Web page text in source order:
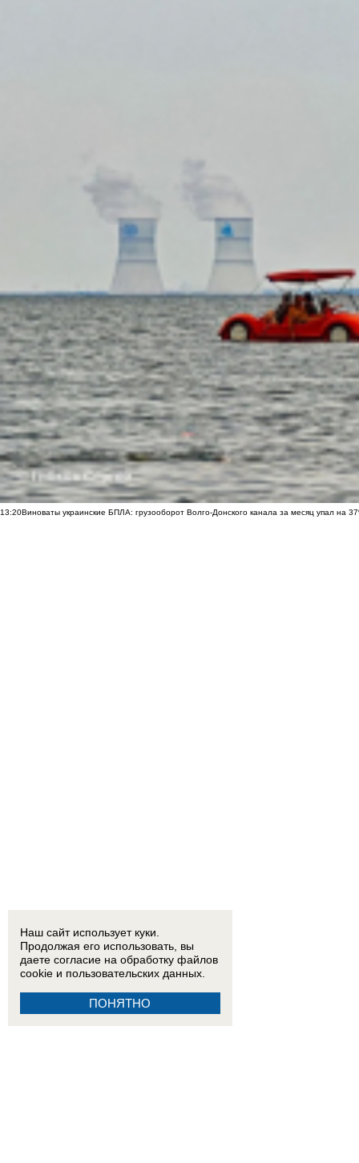
13:20Виноваты украинские БПЛА: грузооборот Волго-Донского канала за месяц упал на
Наш сайт использует куки.
Продолжая его использовать, вы
даете согласие на обработку файлов
cookie и пользовательских данных.
ПОНЯТНО